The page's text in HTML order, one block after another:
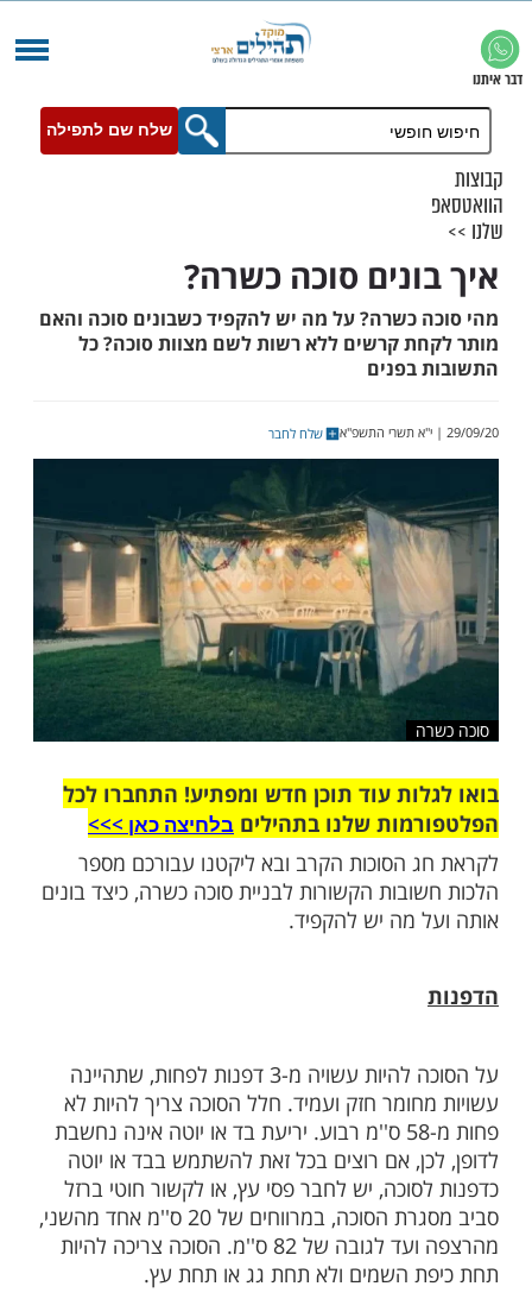
שלח שם לתפילה
סוכה כשרה?
קרשים ללא רשות לשם מצוות סוכה? כל
בפנים
שלח לחבר
עוד תוכן חדש ומפתיע! התחברו לכל
הסוכות הקרב ובא ליקטנו עבורכם מספר
הקשורות לבניית סוכה כשרה, כיצד בונים
מה יש להקפיד.